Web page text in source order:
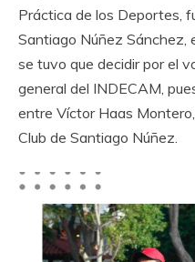
Práctica de los Deportes,
Santiago Núñez Sánchez,
se tuvo que decidir por el
general del INDECAM,
entre Víctor Haas
Club de Santiago Núñez.